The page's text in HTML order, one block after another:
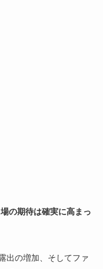
の期待は確実に高まっ
出の増加、そしてファ